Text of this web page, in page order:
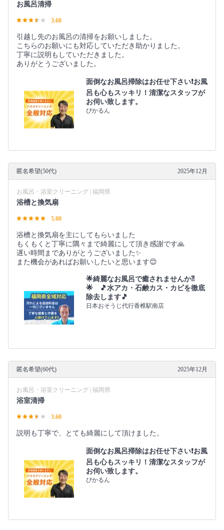
お風呂清掃
3.60
引越し先のお風呂の清掃をお願いしました。
こちらのお願いにも対応していただき助かりました。
丁寧に説明もしていただきました。
ありがとうございました。
面倒なお風呂掃除はお任せ下さい❗️お風
呂も心もスッキリ！清潔なスタッフが
お伺い致します。
ぴかるん
匿名希望(50代) 2025年12月
お風呂・浴室クリーニング | 福岡県
浴槽と換気扇
5.00
浴槽と換気扇を主にしてもらいました
もくもくと丁寧に隅々まで綺麗にして頂き感謝です🙏
遅い時間までありがとうございました✨
また機会があればお願いしたいと思います😊
🌟綺麗なお風呂で癒されませんか⁈
🌟 🎵水アカ・石鹸カス・カビを徹底
除去します🎵
日本おそうじ代行香椎駅南店
匿名希望(60代) 2025年12月
お風呂・浴室クリーニング | 福岡県
浴室清掃
3.60
説明も丁寧で、とても綺麗にして頂けました。
面倒なお風呂掃除はお任せ下さい❗️お風
呂も心もスッキリ！清潔なスタッフが
お伺い致します。
ぴかるん